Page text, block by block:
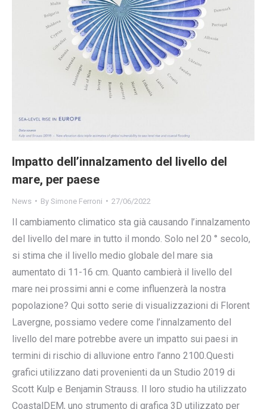
Impatto dell’innalzamento del livello del
mare, per paese
News By Simone Ferroni 27/06/2022
Il cambiamento climatico sta già causando l’innalzamento
del livello del mare in tutto il mondo. Solo nel 20 ° secolo,
si stima che il livello medio globale del mare sia
aumentato di 11-16 cm. Quanto cambierà il livello del
mare nei prossimi anni e come influenzerà la nostra
popolazione? Qui sotto serie di visualizzazioni di Florent
Lavergne, possiamo vedere come l’innalzamento del
livello del mare potrebbe avere un impatto sui paesi in
termini di rischio di alluvione entro l’anno 2100.Questi
grafici utilizzano dati provenienti da un Studio 2019 di
Scott Kulp e Benjamin Strauss. Il loro studio ha utilizzato
CoastalDEM, uno strumento di grafica 3D utilizzato per